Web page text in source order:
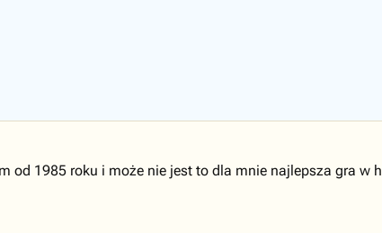
od 1985 roku i może nie jest to dla mnie najlepsza gra